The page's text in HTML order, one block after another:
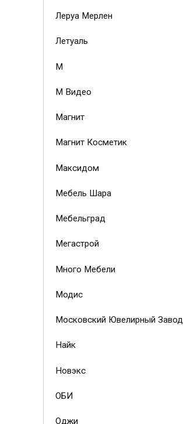
Леруа Мерлен
Летуаль
М
М Видео
Магнит
Магнит Косметик
Максидом
Мебель Шара
Мебельград
Мегастрой
Много Мебели
Модис
Московский Ювелирный Завод
Найк
Новэкс
ОБИ
Оджи